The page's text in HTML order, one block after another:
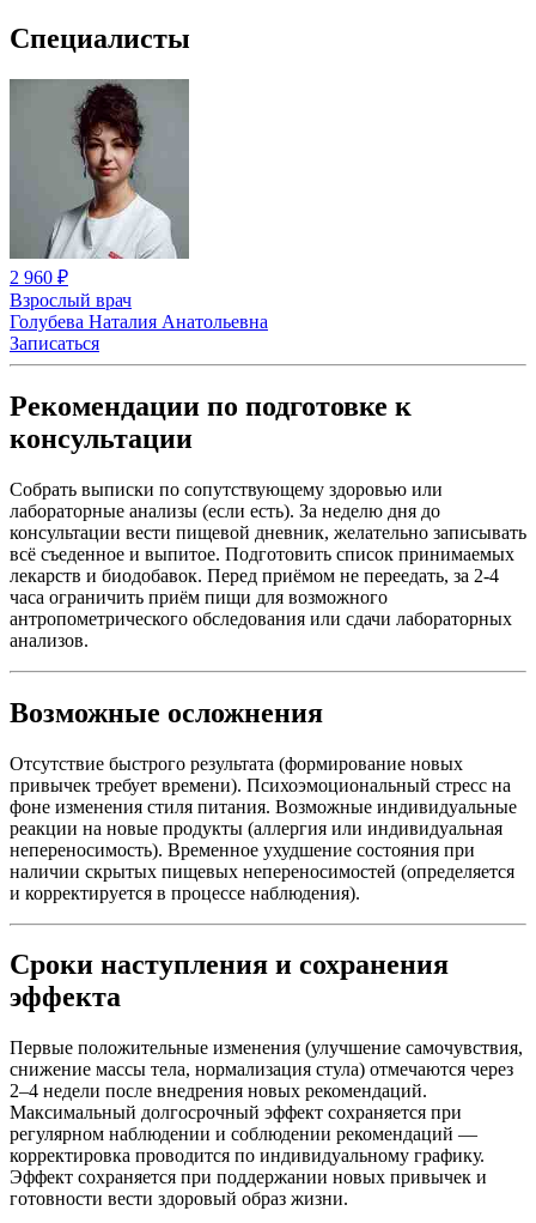
Специалисты
2 960 ₽
Взрослый врач
Голубева Наталия Анатольевна
Записаться
Рекомендации по подготовке к
консультации
Собрать выписки по сопутствующему здоровью или
лабораторные анализы (если есть). За неделю дня до
консультации вести пищевой дневник, желательно записывать
всё съеденное и выпитое. Подготовить список принимаемых
лекарств и биодобавок. Перед приёмом не переедать, за 2-4
часа ограничить приём пищи для возможного
антропометрического обследования или сдачи лабораторных
анализов.
Возможные осложнения
Отсутствие быстрого результата (формирование новых
привычек требует времени). Психоэмоциональный стресс на
фоне изменения стиля питания. Возможные индивидуальные
реакции на новые продукты (аллергия или индивидуальная
непереносимость). Временное ухудшение состояния при
наличии скрытых пищевых непереносимостей (определяется
и корректируется в процессе наблюдения).
Сроки наступления и сохранения
эффекта
Первые положительные изменения (улучшение самочувствия,
снижение массы тела, нормализация стула) отмечаются через
2–4 недели после внедрения новых рекомендаций.
Максимальный долгосрочный эффект сохраняется при
регулярном наблюдении и соблюдении рекомендаций —
корректировка проводится по индивидуальному графику.
Эффект сохраняется при поддержании новых привычек и
готовности вести здоровый образ жизни.